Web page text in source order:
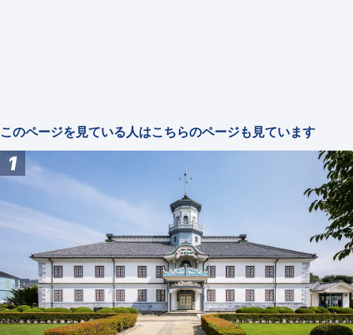
このページを見ている人はこちらのページも見ています
1